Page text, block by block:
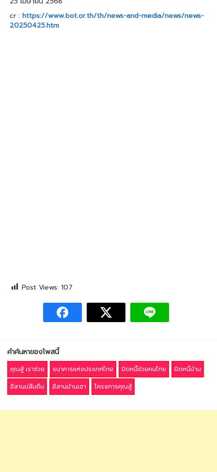
cr : https://www.bot.or.th/th/news-and-media/news/news-
20250425.htm
Post Views: 107
คำค้นหาของโพสนี้
คุณสู้ เราช่วย ธนาคารแห่งประเทศไทย ปิดหนี้ช่วยคนไทย
ปิดหนี้บ้าน
อีสานบ่ลืมถิ่น
อีสานบ้านเฮา โครงการคุณสู้